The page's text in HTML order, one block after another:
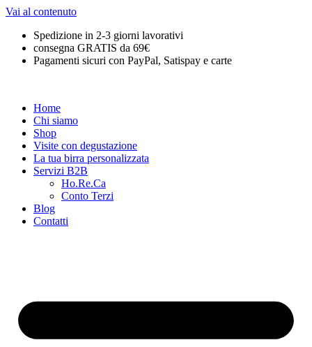
Vai al contenuto
Spedizione in 2-3 giorni lavorativi
consegna GRATIS da 69€
Pagamenti sicuri con PayPal, Satispay e carte
Home
Chi siamo
Shop
Visite con degustazione
La tua birra personalizzata
Servizi B2B
Ho.Re.Ca
Conto Terzi
Blog
Contatti